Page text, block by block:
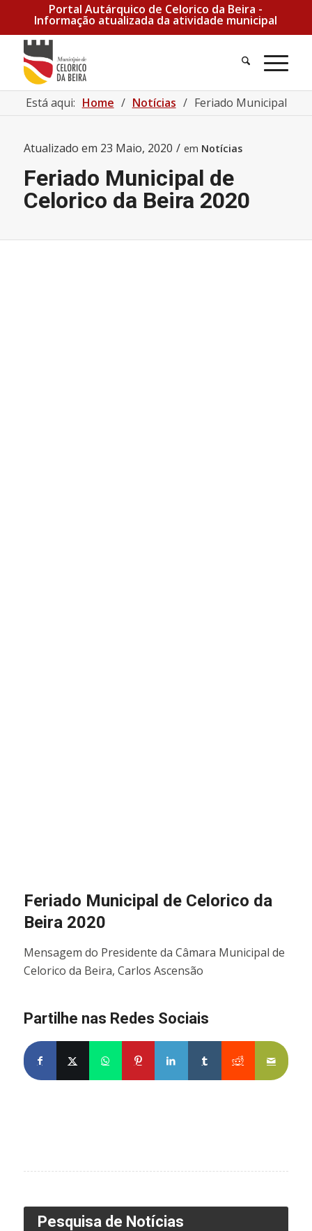
Portal Autárquico de Celorico da Beira -
Informação atualizada da atividade municipal
Pesquisa
Está aqui: Home / Notícias / Feriado Municipal de
Atualizado em 23 Maio, 2020 / em Notícias
Feriado Municipal de
Celorico da Beira 2020
Feriado Municipal de Celorico da
Beira 2020
Mensagem do Presidente da Câmara Municipal de
Celorico da Beira, Carlos Ascensão
Partilhe nas Redes Sociais
Partilhe no Facebook
Partilhe no X
Share on WhatsApp
Partilhe no Pinterest
Partilhe no LinkedIn
Partilhe no Tumblr
Partilhe no
Pesquisa de Notícias